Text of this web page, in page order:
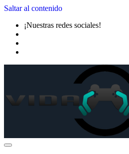
Saltar al contenido
¡Nuestras redes sociales!